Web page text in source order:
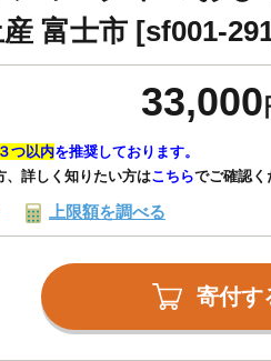
富士市 [sf001-
33,000
つ以内を推奨しております。
、詳しく知りたい方はこちらでご確認く
上限額を調べる
寄付す